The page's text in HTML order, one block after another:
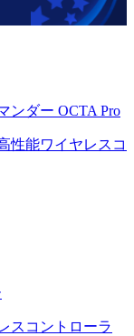
ンダー OCTA Pro
性能ワイヤレスコ
スコントローラ